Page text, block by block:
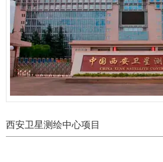
西安卫星测绘中心项目